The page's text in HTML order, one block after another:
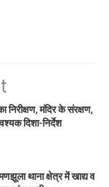
निरीक्षण, मंदिर के संरक्षण,
दिशा-निर्देश
थाना क्षेत्र में खाद्य व